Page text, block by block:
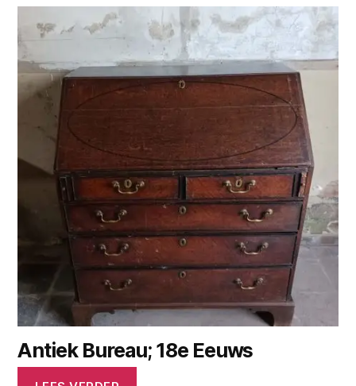
Antiek Bureau; 18e Eeuws